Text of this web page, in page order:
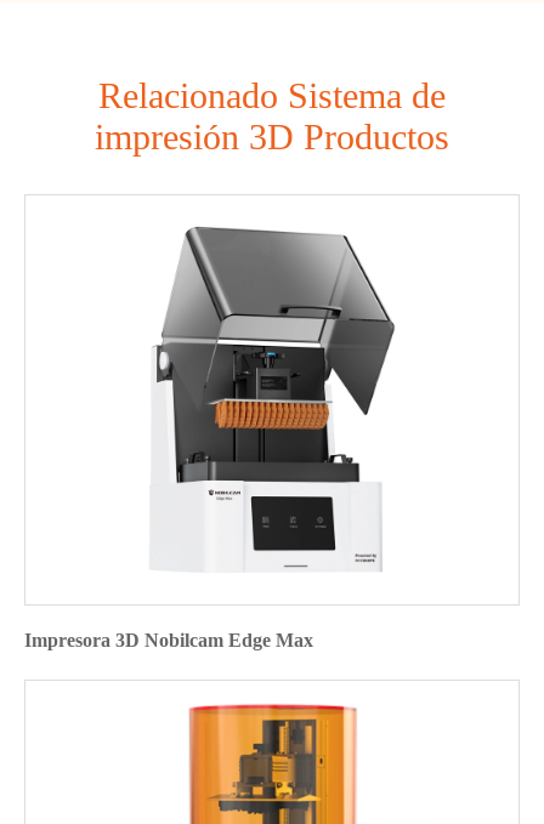
Relacionado Sistema de
impresión 3D Productos
Impresora 3D Nobilcam Edge Max